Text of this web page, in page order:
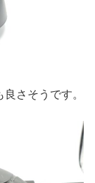
さそうです。